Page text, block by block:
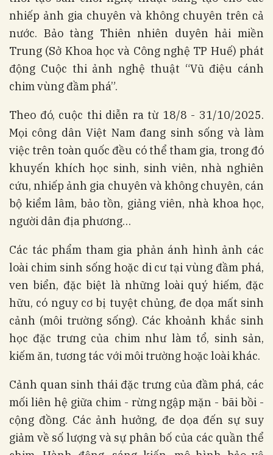
nhiếp ảnh gia chuyên và không chuyên trên cả
nước. Bảo tàng Thiên nhiên duyên hải miền
Trung (Sở Khoa học và Công nghệ TP Huế) phát
động Cuộc thi ảnh nghệ thuật “Vũ điệu cánh
chim vùng đầm phá”.
Theo đó, cuộc thi diễn ra từ 18/8 - 31/10/2025.
Mọi công dân Việt Nam đang sinh sống và làm
việc trên toàn quốc đều có thể tham gia, trong đó
khuyến khích học sinh, sinh viên, nhà nghiên
cứu, nhiếp ảnh gia chuyên và không chuyên, cán
bộ kiểm lâm, bảo tồn, giảng viên, nhà khoa học,
người dân địa phương…
Các tác phẩm tham gia phản ánh hình ảnh các
loài chim sinh sống hoặc di cư tại vùng đầm phá,
ven biển, đặc biệt là những loài quý hiếm, đặc
hữu, có nguy cơ bị tuyệt chủng, đe dọa mất sinh
cảnh (môi trường sống). Các khoảnh khắc sinh
học đặc trưng của chim như làm tổ, sinh sản,
kiếm ăn, tương tác với môi trường hoặc loài khác.
Cảnh quan sinh thái đặc trưng của đầm phá, các
mối liên hệ giữa chim - rừng ngập mặn - bãi bồi -
cộng đồng. Các ảnh hưởng, đe dọa đến sự suy
giảm về số lượng và sự phân bố của các quần thể